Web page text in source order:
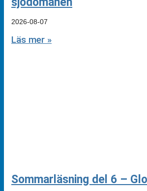
2026-08-07
Läs mer »
Sommarläsning del 6 –